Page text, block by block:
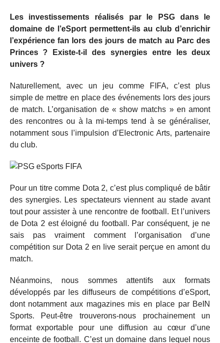
Les investissements réalisés par le PSG dans le
domaine de l’eSport permettent-ils au club d’enrichir
l’expérience fan lors des jours de match au Parc des
Princes ? Existe-t-il des synergies entre les deux
univers ?
Naturellement, avec un jeu comme FIFA, c’est plus
simple de mettre en place des événements lors des jours
de match. L’organisation de « show matchs » en amont
des rencontres ou à la mi-temps tend à se généraliser,
notamment sous l’impulsion d’Electronic Arts, partenaire
du club.
Pour un titre comme Dota 2, c’est plus compliqué de bâtir
des synergies. Les spectateurs viennent au stade avant
tout pour assister à une rencontre de football. Et l’univers
de Dota 2 est éloigné du football. Par conséquent, je ne
sais pas vraiment comment l’organisation d’une
compétition sur Dota 2 en live serait perçue en amont du
match.
Néanmoins, nous sommes attentifs aux formats
développés par les diffuseurs de compétitions d’eSport,
dont notamment aux magazines mis en place par BeIN
Sports. Peut-être trouverons-nous prochainement un
format exportable pour une diffusion au cœur d’une
enceinte de football. C’est un domaine dans lequel nous